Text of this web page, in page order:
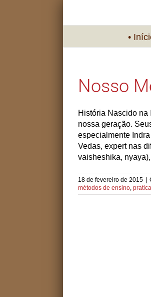
•
Nosso
História Nascido na
nossa geração.
especialmente
Vedas, expert nas
vaisheshika, nyaya),
18 de fevereiro de 2015
métodos de ensino,